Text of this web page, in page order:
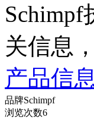
Schimpf
关信息
产品信
品牌Schimpf
浏览次数6